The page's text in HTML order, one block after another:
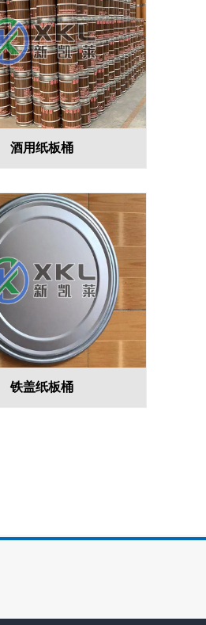
酒用纸板桶
铁盖纸板桶